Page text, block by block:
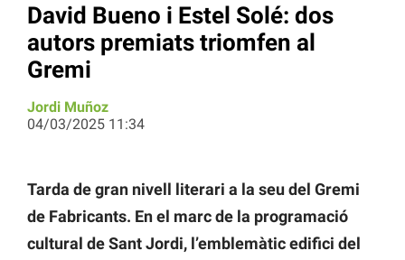
David Bueno i Estel Solé: dos
autors premiats triomfen al
Gremi
Jordi Muñoz
04/03/2025 11:34
Tarda de gran nivell literari a la seu del Gremi
de Fabricants. En el marc de la programació
cultural de Sant Jordi, l’emblemàtic edifici del